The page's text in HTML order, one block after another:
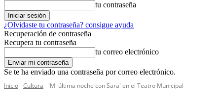
tu contraseña
¿Olvidaste tu contraseña? consigue ayuda
Recuperación de contraseña
Recupera tu contraseña
tu correo electrónico
Se te ha enviado una contraseña por correo electrónico.
Inicio Cultura 'Mi última noche con Sara' en el Teatro Municipal